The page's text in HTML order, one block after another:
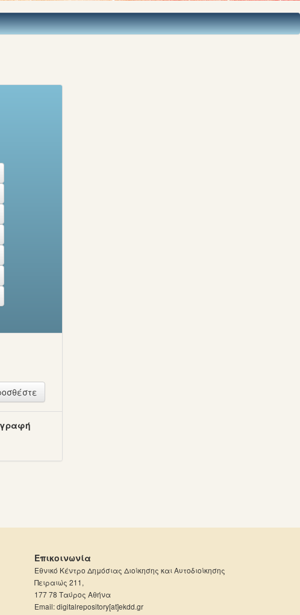
Επικοινωνία
Εθνικό Κέντρο Δημόσιας Διοίκησης και Αυτοδιοίκησης
Πειραιώς 211,
177 78 Ταύρος Αθήνα
Email: digitalrepository[at]ekdd.gr